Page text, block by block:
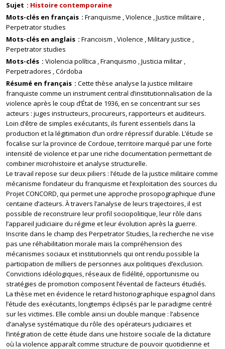
Sujet
Histoire contemporaine
Mots-clés en français
Franquisme Violence Justice militaire
Perpetrator studies
Mots-clés en anglais
Francoism Violence Military justice
Perpetrator studies
Mots-clés
Violencia política Franquismo Justicia militar
Perpetradores Córdoba
Résumé en français
Cette thèse analyse la justice militaire
franquiste comme un instrument central d’institutionnalisation de la
violence après le coup d’État de 1936, en se concentrant sur ses
acteurs : juges instructeurs, procureurs, rapporteurs et auditeurs.
Loin d’être de simples exécutants, ils furent essentiels dans la
production et la légitimation d’un ordre répressif durable. L’étude se
focalise sur la province de Cordoue, territoire marqué par une forte
intensité de violence et par une riche documentation permettant de
combiner microhistoire et analyse structurelle.
Le travail repose sur deux piliers : l’étude de la justice militaire comme
mécanisme fondateur du franquisme et l’exploitation des sources du
Projet CONCORD, qui permet une approche prosopographique d’une
centaine d’acteurs. À travers l’analyse de leurs trajectoires, il est
possible de reconstruire leur profil sociopolitique, leur rôle dans
l’appareil judiciaire du régime et leur évolution après la guerre.
Inscrite dans le champ des Perpetrator Studies, la recherche ne vise
pas une réhabilitation morale mais la compréhension des
mécanismes sociaux et institutionnels qui ont rendu possible la
participation de milliers de personnes aux politiques d’exclusion.
Convictions idéologiques, réseaux de fidélité, opportunisme ou
stratégies de promotion composent l’éventail de facteurs étudiés.
La thèse met en évidence le retard historiographique espagnol dans
l’étude des exécutants, longtemps éclipsés par le paradigme centré
sur les victimes. Elle comble ainsi un double manque : l’absence
d’analyse systématique du rôle des opérateurs judiciaires et
l’intégration de cette étude dans une histoire sociale de la dictature
où la violence apparaît comme structure de pouvoir quotidienne et